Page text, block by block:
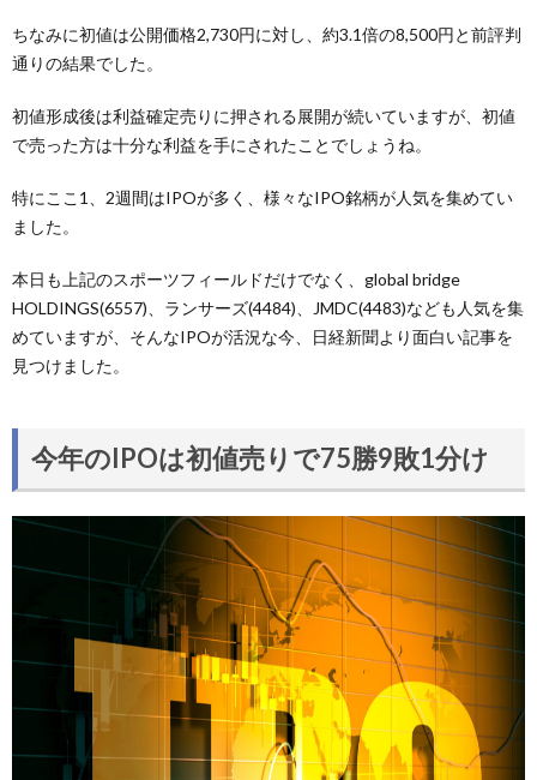
ちなみに初値は公開価格2,730円に対し、約3.1倍の8,500円と前評判
通りの結果でした。
初値形成後は利益確定売りに押される展開が続いていますが、初値
で売った方は十分な利益を手にされたことでしょうね。
特にここ1、2週間はIPOが多く、様々なIPO銘柄が人気を集めてい
ました。
本日も上記のスポーツフィールドだけでなく、global bridge
HOLDINGS(6557)、ランサーズ(4484)、JMDC(4483)なども人気を集
めていますが、そんなIPOが活況な今、日経新聞より面白い記事を
見つけました。
今年のIPOは初値売りで75勝9敗1分け